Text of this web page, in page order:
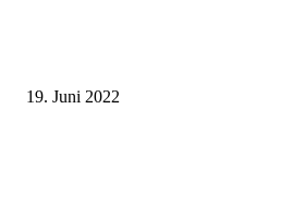
19. Juni 2022